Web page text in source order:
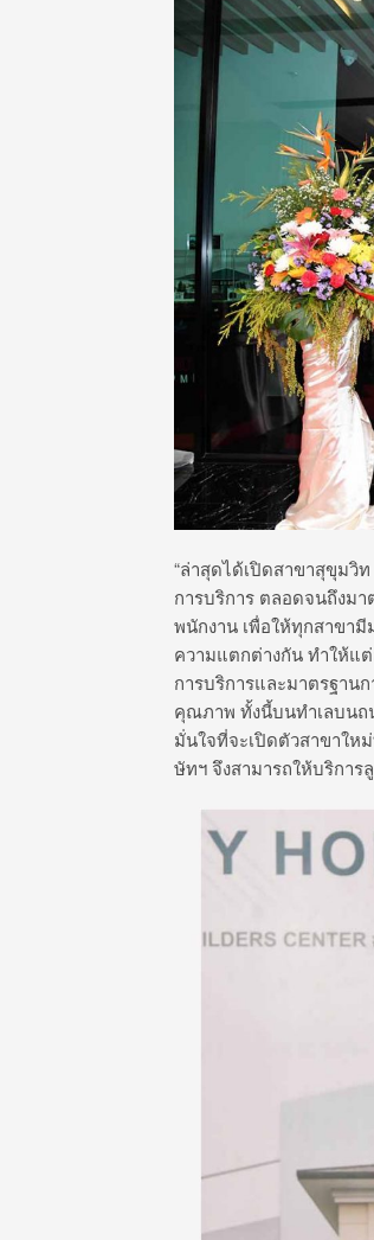
“ล่าสุดได้เปิดสาขาสุขุม
การบริการ ตลอดจนถึงม
พนักงาน เพื่อให้ทุกสาขา
ความแตกต่างกัน ทำให้แ
การบริการและมาตรฐาน
คุณภาพ ทั้งนี้บนทำเลบนถ
มั่นใจที่จะเปิดตัวสาขาให
ษัทฯ จึงสามารถให้บริการ